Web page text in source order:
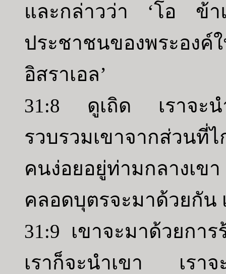
และกล่าวว่า ‘โอ ข้า
ประชาชนของพระอง
อิสราเอล’
31:8 ดูเถิด เราจะน
รวบรวมเขาจากส่วน
คนง่อยอยู่ท่ามกลางเ
คลอดบุตรจะมาด้วยกัน
31:9 เขาจะมาด้วยกา
เราก็จะนำเขา เราจ